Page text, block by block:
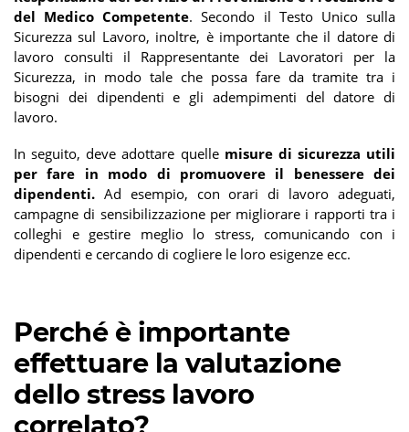
del Medico Competente. Secondo il Testo Unico sulla
Sicurezza sul Lavoro, inoltre, è importante che il datore di
lavoro consulti il Rappresentante dei Lavoratori per la
Sicurezza, in modo tale che possa fare da tramite tra i
bisogni dei dipendenti e gli adempimenti del datore di
lavoro.
In seguito, deve adottare quelle misure di sicurezza utili
per fare in modo di promuovere il benessere dei
dipendenti. Ad esempio, con orari di lavoro adeguati,
campagne di sensibilizzazione per migliorare i rapporti tra i
colleghi e gestire meglio lo stress, comunicando con i
dipendenti e cercando di cogliere le loro esigenze ecc.
Perché è importante
effettuare la valutazione
dello stress lavoro
correlato?